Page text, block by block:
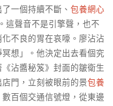
一個持續不斷、 包養網心
聲音不是引擎聲，也不
不良的胃在哀嚎。廖沾沾
想」。他決定出去看個究
沾醬秘笈》封面的皺衛生
門，立刻被眼前的景包養
百個交通信號燈，從東邊